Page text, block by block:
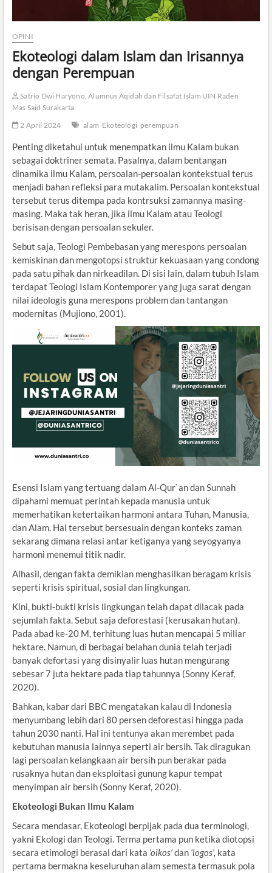
OPINI
Ekoteologi dalam Islam dan Irisannya
dengan Perempuan
Satrio Dwi Haryono, Alumnus Aqidah dan Filsafat Islam UIN Raden
Mas Said Surakarta
2 April 2024
alam Ekoteologi perempuan
Penting diketahui untuk menempatkan ilmu Kalam bukan
sebagai doktriner semata. Pasalnya, dalam bentangan
dinamika ilmu Kalam, persoalan-persoalan kontekstual terus
menjadi bahan refleksi para mutakalim. Persoalan kontekstual
tersebut terus ditempa pada kontrsuksi zamannya masing-
masing. Maka tak heran, jika ilmu Kalam atau Teologi
berisisan dengan persoalan sekuler.
Sebut saja, Teologi Pembebasan yang merespons persoalan
kemiskinan dan mengotopsi struktur kekuasaan yang condong
pada satu pihak dan nirkeadilan. Di sisi lain, dalam tubuh Islam
terdapat Teologi Islam Kontemporer yang juga sarat dengan
nilai ideologis guna merespons problem dan tantangan
modernitas (Mujiono, 2001).
Esensi Islam yang tertuang dalam Al-Qur`an dan Sunnah
dipahami memuat perintah kepada manusia untuk
memerhatikan ketertaikan harmoni antara Tuhan, Manusia,
dan Alam. Hal tersebut bersesuain dengan konteks zaman
sekarang dimana relasi antar ketiganya yang seyogyanya
harmoni menemui titik nadir.
Alhasil, dengan fakta demikian menghasilkan beragam krisis
seperti krisis spiritual, sosial dan lingkungan.
Kini, bukti-bukti krisis lingkungan telah dapat dilacak pada
sejumlah fakta. Sebut saja deforestasi (kerusakan hutan).
Pada abad ke-20 M, terhitung luas hutan mencapai 5 miliar
hektare. Namun, di berbagai belahan dunia telah terjadi
banyak defortasi yang disinyalir luas hutan mengurang
sebesar 7 juta hektare pada tiap tahunnya (Sonny Keraf,
2020).
Bahkan, kabar dari BBC mengatakan kalau di Indonesia
menyumbang lebih dari 80 persen deforestasi hingga pada
tahun 2030 nanti. Hal ini tentunya akan merembet pada
kebutuhan manusia lainnya seperti air bersih. Tak diragukan
lagi persoalan kelangkaan air bersih pun berakar pada
rusaknya hutan dan eksploitasi gunung kapur tempat
menyimpan air bersih (Sonny Keraf, 2020).
Ekoteologi Bukan Ilmu Kalam
Secara mendasar, Ekoteologi berpijak pada dua terminologi,
yakni Ekologi dan Teologi. Terma pertama pun ketika diotopsi
secara etimologi berasal dari kata ‘oikos’dan ‘logos’, kata
pertama bermakna keseluruhan alam semesta termasuk pola